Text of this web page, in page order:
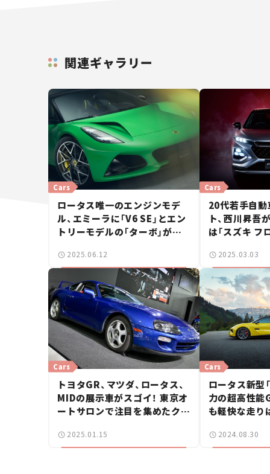
関連ギャラリー
Cars
ロータス唯一のエンジンモデ
ル、エミーラに「V6 SE」とエン
トリーモデルの「ターボ」が登
2025.06.12
Cars
20代若手自
ト、西川昇吾
は「スズキ フ
カー・オブ・
25】
2025.03.03
Cars
トヨタGR、マツダ、ロータス、
MIDの展示車がスゴイ！ 東京オ
ートサロンで注目を集めたクル
ロン2025】
2025.01.15
Cars
ロータス新型
力の超高性能
も軽快な走り
2024.08.30